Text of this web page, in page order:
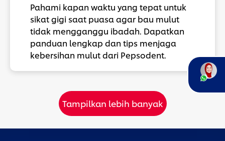
Pahami kapan waktu yang tepat untuk
sikat gigi saat puasa agar bau mulut
tidak mengganggu ibadah. Dapatkan
panduan lengkap dan tips menjaga
kebersihan mulut dari Pepsodent.
Tampilkan lebih banyak